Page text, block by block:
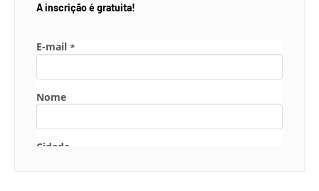
A inscrição é gratuita!